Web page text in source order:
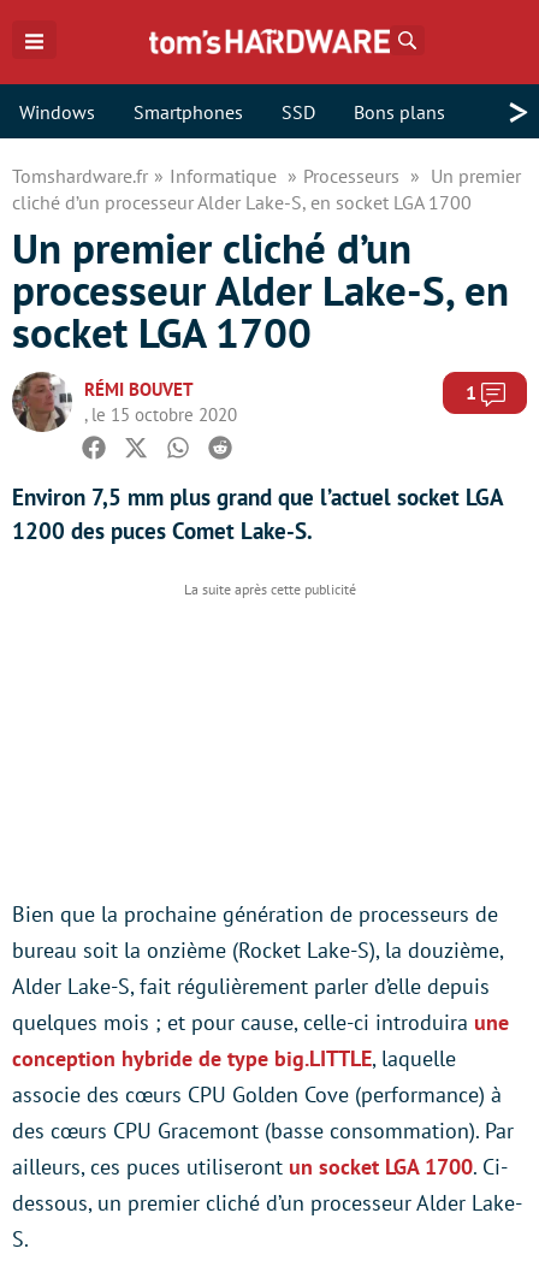
Windows Smartphones SSD Bons plans >
Tomshardware.fr Informatique Processeurs
Un premier
cliché d’un processeur Alder Lake-S, en socket LGA 1700
Un premier cliché d’un
processeur Alder Lake-S, en
socket LGA 1700
RÉMI BOUVET
, le 15 octobre 2020
1
Facebook
TwitterWhatsapp
Reddit
Environ 7,5 mm plus grand que l’actuel socket LGA
1200 des puces Comet Lake-S.
Bien que la prochaine génération de processeurs de
bureau soit la onzième (Rocket Lake-S), la douzième,
Alder Lake-S, fait régulièrement parler d’elle depuis
quelques mois ; et pour cause, celle-ci introduira une
conception hybride de type big.LITTLE, laquelle
associe des cœurs CPU Golden Cove (performance) à
des cœurs CPU Gracemont (basse consommation). Par
ailleurs, ces puces utiliseront un socket LGA 1700. Ci-
dessous, un premier cliché d’un processeur Alder Lake-
S.